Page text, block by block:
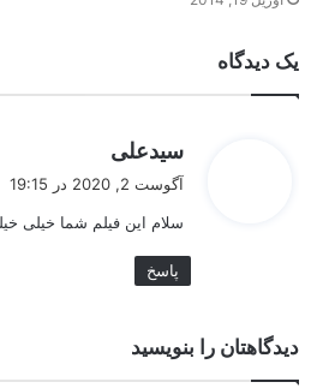
یک دیدگاه
سیدعلی
:
آگوست 2, 2020 در 19:15
سلام این فیلم شما خیلی
پاسخ
دیدگاهتان را بنویسید